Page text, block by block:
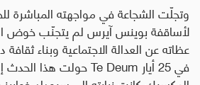
وتجلّت الشجاعة في مواجهته المباشرة
لأساقفة بوينس آيرس لم يتجنّب خوض
عظاته عن العدالة الاجتماعية وبناء
في 25 أيار حولت هذا الحدث